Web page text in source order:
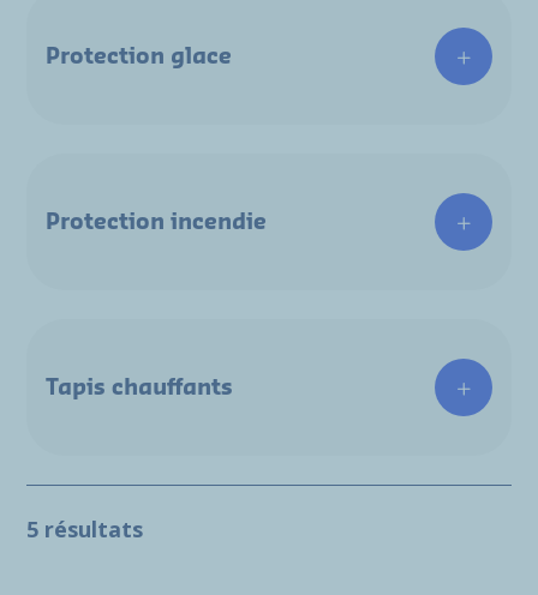
Protection glace
Protection incendie
Tapis chauffants
5 résultats